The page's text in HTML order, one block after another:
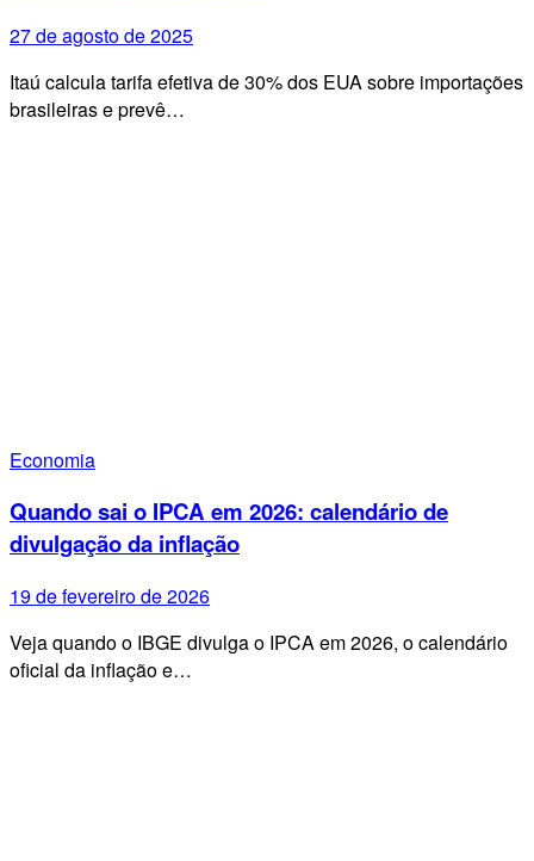
27 de agosto de 2025
Itaú calcula tarifa efetiva de 30% dos EUA sobre importações
brasileiras e prevê…
Economia
Quando sai o IPCA em 2026: calendário de
divulgação da inflação
19 de fevereiro de 2026
Veja quando o IBGE divulga o IPCA em 2026, o calendário
oficial da inflação e…